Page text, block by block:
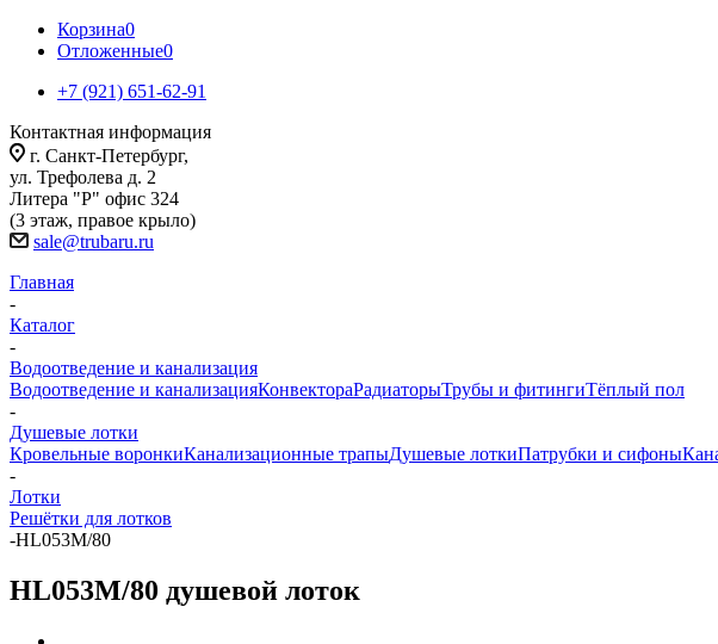
Корзина0
Отложенные0
+7 (921) 651-62-91
Контактная информация
г. Санкт-Петербург,
ул. Трефолева д. 2
Литера "Р" офис 324
(3 этаж, правое крыло)
sale@trubaru.ru
Главная
-
Каталог
-
Водоотведение и канализация
Водоотведение и канализацияКонвектораРадиаторыТрубы и фитингиТёплый пол
-
Душевые лотки
Кровельные воронкиКанализационные трапыДушевые лоткиПатрубки и сифоны
-
Лотки
Решётки для лотков
-HL053M/80
HL053M/80 душевой лоток